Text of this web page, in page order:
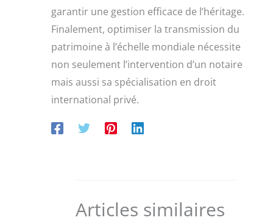
garantir une gestion efficace de l’héritage.
Finalement, optimiser la transmission du
patrimoine à l’échelle mondiale nécessite
non seulement l’intervention d’un notaire
mais aussi sa spécialisation en droit
international privé.
Articles similaires